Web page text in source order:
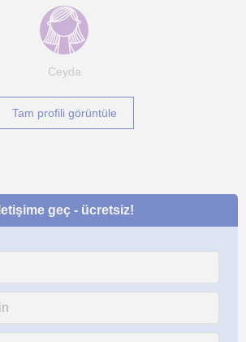
Ceyda
Tam profili görüntüle
İletişime geç - ücretsiz!